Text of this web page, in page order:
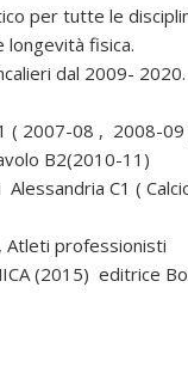
per tutte le
longevità fisica.
dal 2009-
( 2007-08 , 2008-09
B2(2010-11)
C1 (
professionisti
(2015) editrice